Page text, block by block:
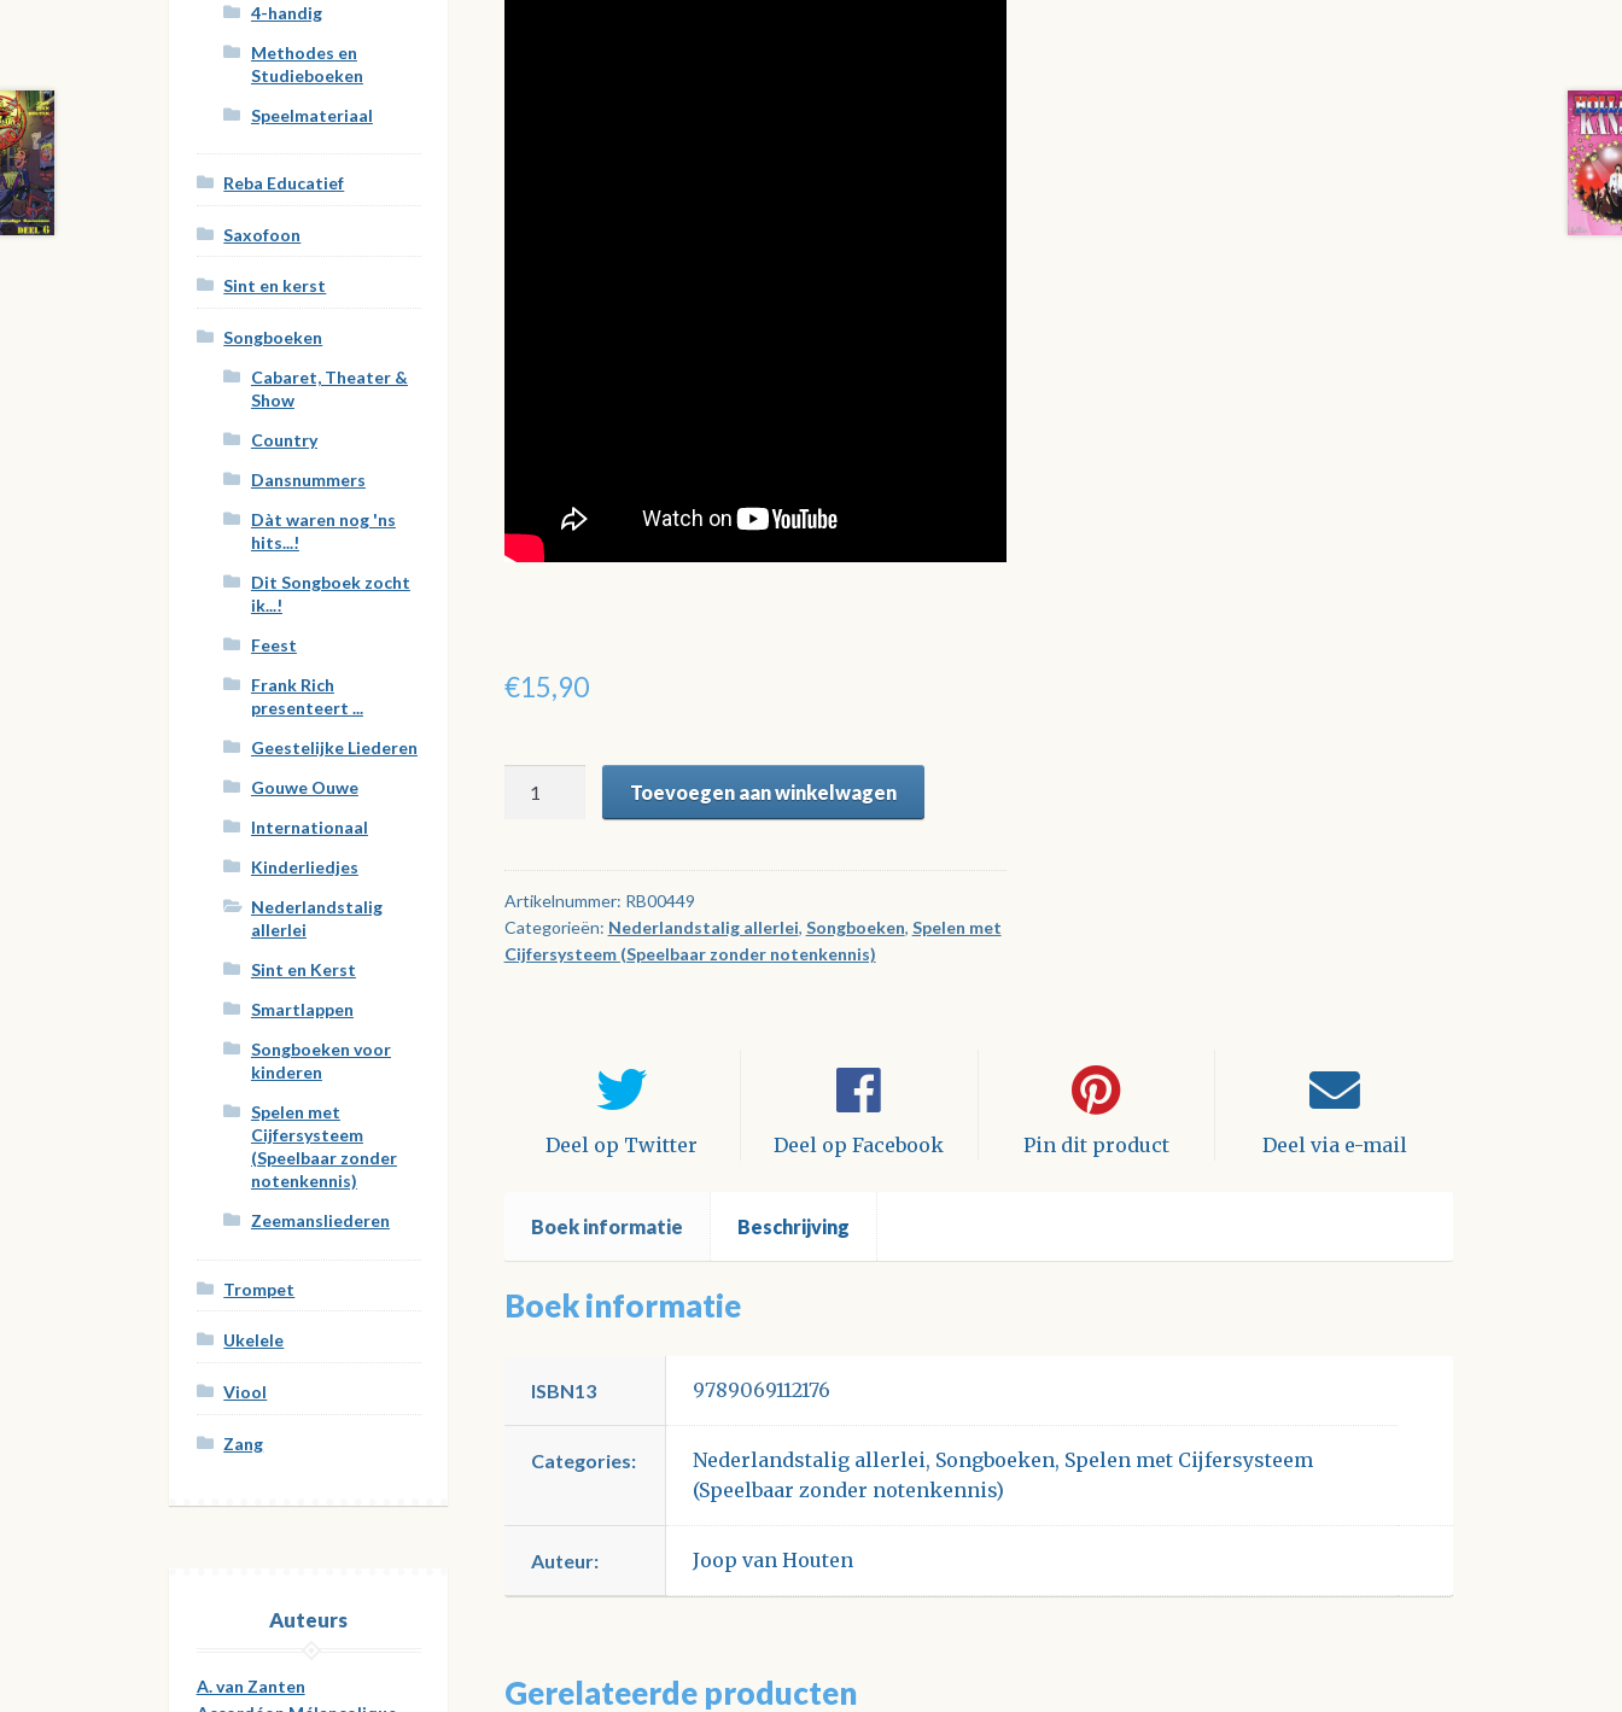
€15,90
–
Deel
7
aantal
Toevoegen aan winkelwagen
Artikelnummer: RB00449
Categorieën: Nederlandstalig allerlei, Songboeken, Spelen met
Cijfersysteem (Speelbaar zonder notenkennis)
Deel op Twitter Deel op Facebook Pin dit product Deel via e-mail
Boek informatie Beschrijving
Boek informatie
ISBN13 9789069112176
Categories: Nederlandstalig allerlei, Songboeken, Spelen met Cijfersysteem
(Speelbaar zonder notenkennis)
Auteur: Joop van Houten
Gerelateerde producten
4-handig
Methodes en
Studieboeken
Speelmateriaal
Reba Educatief
Saxofoon
Sint en kerst
Songboeken
Cabaret, Theater &
Show
Country
Dansnummers
Dàt waren nog 'ns
hits...!
Dit Songboek zocht
ik...!
Feest
Frank Rich
presenteert ...
Geestelijke Liederen
Gouwe Ouwe
Internationaal
Kinderliedjes
Nederlandstalig
allerlei
Sint en Kerst
Smartlappen
Songboeken voor
kinderen
Spelen met
Cijfersysteem
(Speelbaar zonder
notenkennis)
Zeemansliederen
Trompet
Ukelele
Viool
Zang
Auteurs
A. van Zanten